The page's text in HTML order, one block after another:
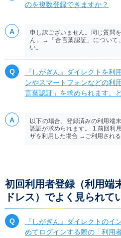
のを複数登録できますか？
申し訳ございません。同じ質問
ん。→「合言葉認証」について
い。
『しがぎん』ダイレクトを利
ンやスマートフォンなどの利
言葉認証」を求められます。
以下の場合、登録済みの利用端
認証が求められます。 1.前回利
ザを利用した場合 →ご利用され
初回利用者登録（利用端
ドレス）でよく見られて
『しがぎん』ダイレクトのイ
めてログインする際の「利用